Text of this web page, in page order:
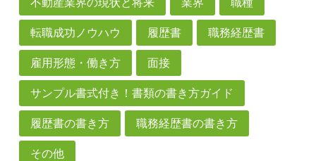
不動産業界の現状と将来 業界 職種
転職成功ノウハウ 履歴書 職務経歴書
雇用形態・働き方 面接
サンプル書式付き！書類の書き方ガイド
履歴書の書き方 職務経歴書の書き方
その他